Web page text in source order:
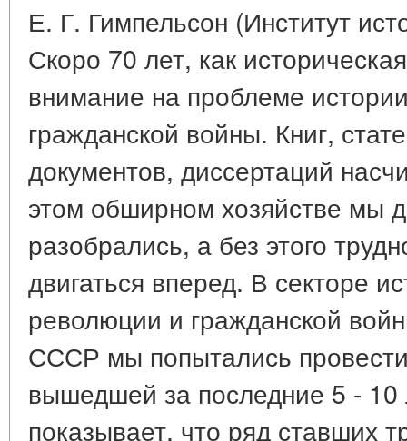
Е. Г. Гимпельсон (Институт
Скоро 70 лет, как
внимание на проблеме
гражданской войны. Книг,
документов, диссертаций
этом обширном хозяйстве мы
разобрались, а без этого
двигаться вперед. В секторе
революции и гражданской
СССР мы попытались
вышедшей за последние 5 - 10
показывает, что ряд ставших